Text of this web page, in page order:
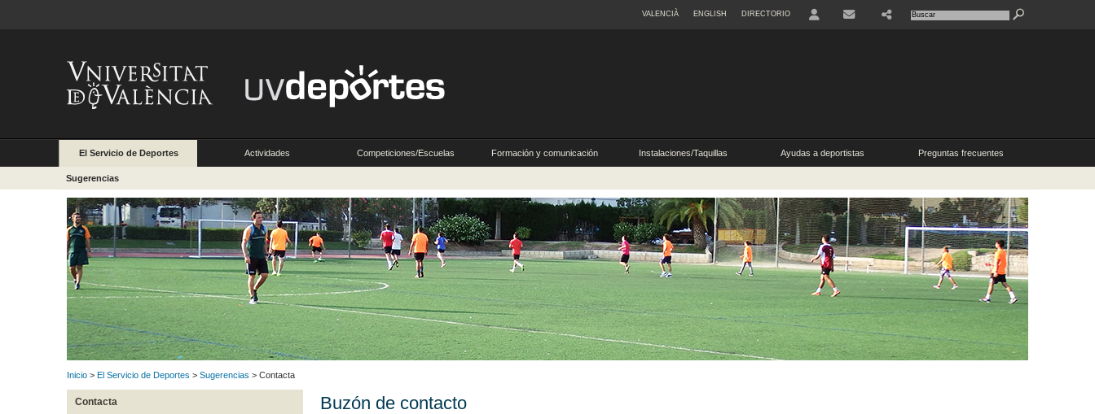
VALENCIÀ ENGLISH DIRECTORIO
El Servicio de Deportes Actividades Competiciones/Escuelas Formación y comunicación Instalaciones/Taquillas Ayudas a deportistas Preguntas frecuentes
Sugerencias
Inicio > El Servicio de Deportes > Sugerencias > Contacta
Contacta Buzón de contacto